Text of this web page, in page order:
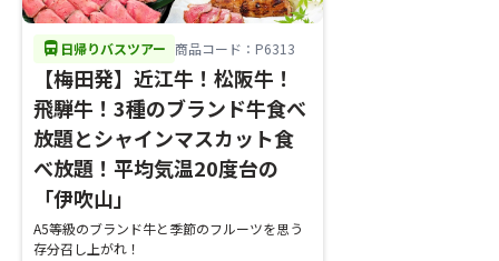
directions_bus 日帰りバスツアー 商品コード：P6313
【梅田発】近江牛！松阪牛！
飛騨牛！3種のブランド牛食べ
放題とシャインマスカット食
べ放題！平均気温20度台の
「伊吹山」
A5等級のブランド牛と季節のフルーツを思う
存分召し上がれ！